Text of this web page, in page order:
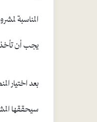
يجب أن تأخذ
بعد اختيار
سيحققها